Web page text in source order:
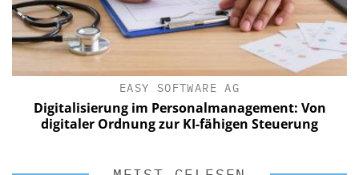
EASY SOFTWARE AG
Digitalisierung im Personalmanagement: Von
digitaler Ordnung zur KI-fähigen Steuerung